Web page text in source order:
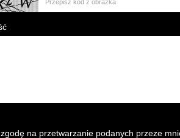
na przetwarzanie podanych przeze